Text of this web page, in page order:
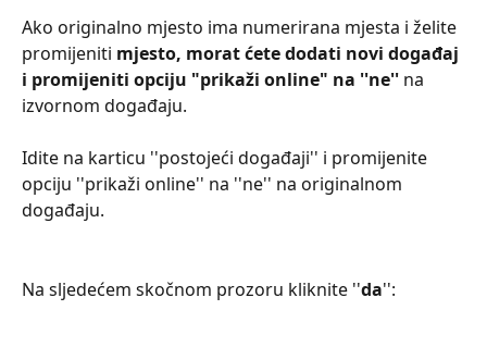
Ako originalno mjesto ima numerirana mjesta i želite
promijeniti mjesto, morat ćete dodati novi događaj
i promijeniti opciju "prikaži online" na ''ne'' na
izvornom događaju.
Idite na karticu ''postojeći događaji'' i promijenite
opciju ''prikaži online'' na ''ne'' na originalnom
događaju.
Na sljedećem skočnom prozoru kliknite ''da'':